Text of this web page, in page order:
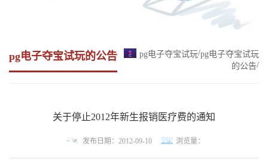
pg电子夺宝试玩的公告 pg电子夺宝试玩/pg电子夺宝试玩
的公告/
关于停止2012年新生报销医疗费的通知
发布日期：2012-09-10 浏览量：